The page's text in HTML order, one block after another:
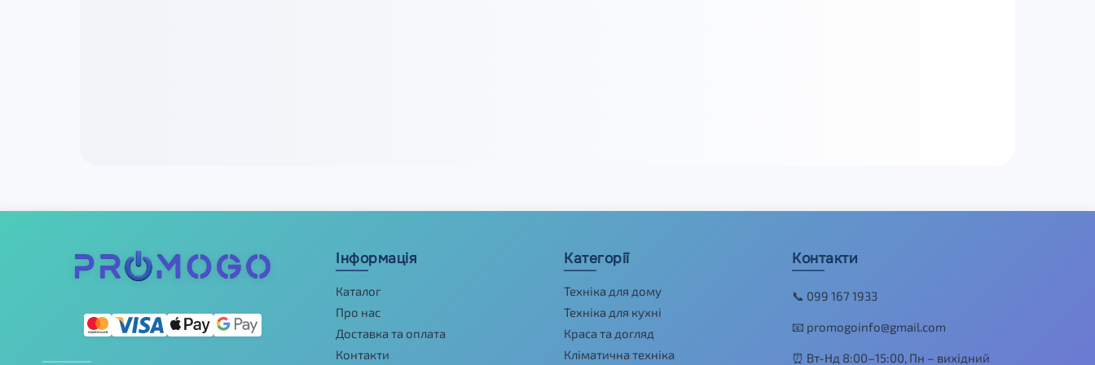
Інформація
Каталог
Про нас
Доставка та оплата
Контакти
Категорії
Техніка для дому
Техніка для кухні
Краса та догляд
Кліматична техніка
Контакти
📞 099 167 1933
📧 promogoinfo@gmail.com
⏰ Вт-Нд 8:00–15:00, Пн – вихідний